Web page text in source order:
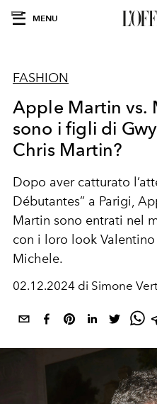
MENU
FASHION
Apple Martin vs.
sono i figli di
Chris Martin?
Dopo aver catturato
Débutantes” a Parigi,
Martin sono entrati nel
con i loro look
Michele.
02.12.2024 di Simone